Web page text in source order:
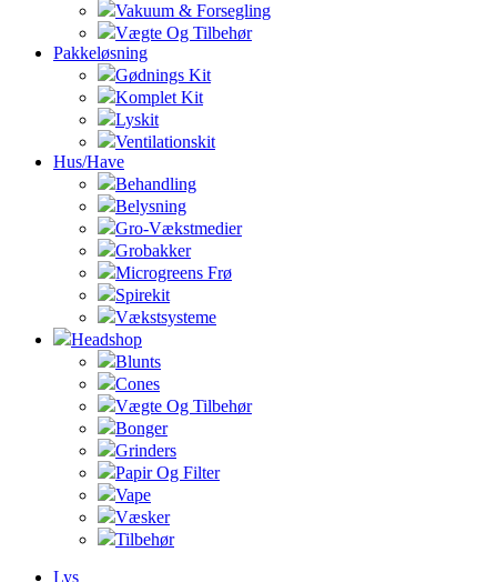
Vakuum & Forsegling
Vægte Og Tilbehør
Pakkeløsning
Gødnings Kit
Komplet Kit
Lyskit
Ventilationskit
Hus/Have
Behandling
Belysning
Gro-Vækstmedier
Grobakker
Microgreens Frø
Spirekit
Vækstsysteme
Headshop
Blunts
Cones
Vægte Og Tilbehør
Bonger
Grinders
Papir Og Filter
Vape
Væsker
Tilbehør
Lys